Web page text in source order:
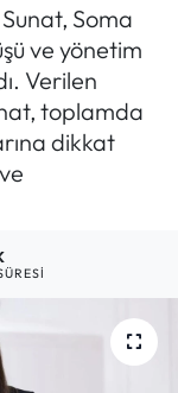
Soma
ve yönetim
Verilen
toplamda
dikkat